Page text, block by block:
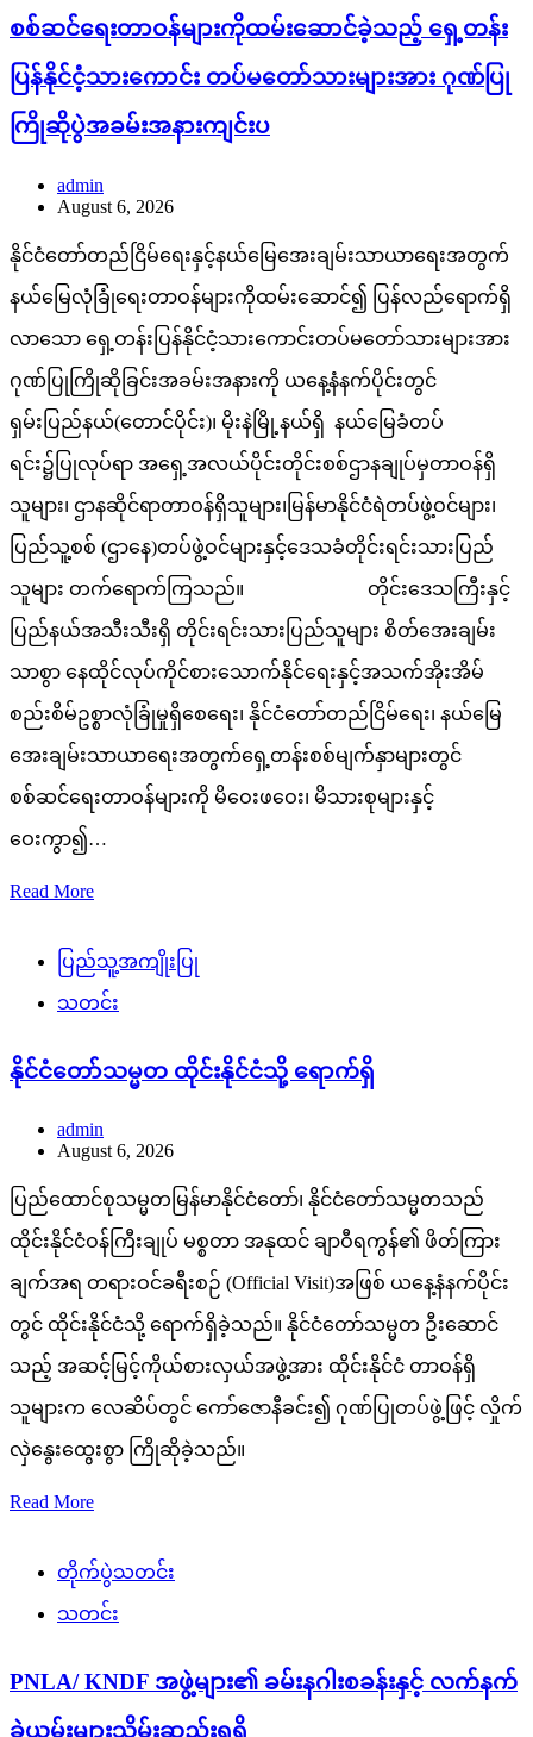
စစ်ဆင်ရေးတာဝန်များကိုထမ်းဆောင်ခဲ့သည့် ရှေ့တန်း
ပြန်နိုင်ငံ့သားကောင်း တပ်မတော်သားများအား ဂုဏ်ပြု
ကြိုဆိုပွဲအခမ်းအနားကျင်းပ
admin
August 6, 2026
နိုင်ငံတော်တည်ငြိမ်ရေးနှင့်နယ်မြေအေးချမ်းသာယာရေးအတွက်
နယ်မြေလုံခြုံရေးတာဝန်များကိုထမ်းဆောင်၍ ပြန်လည်ရောက်ရှိ
လာသော ရှေ့တန်းပြန်နိုင်ငံ့သားကောင်းတပ်မတော်သားများအား
ဂုဏ်ပြုကြိုဆိုခြင်းအခမ်းအနားကို ယနေ့နံနက်ပိုင်းတွင်
ရှမ်းပြည်နယ်(တောင်ပိုင်း)၊ မိုးနဲမြို့နယ်ရှိ နယ်မြေခံတပ်
ရင်း၌ပြုလုပ်ရာ အရှေ့အလယ်ပိုင်းတိုင်းစစ်ဌာနချုပ်မှတာဝန်ရှိ
သူများ၊ ဌာနဆိုင်ရာတာဝန်ရှိသူများ၊မြန်မာနိုင်ငံရဲတပ်ဖွဲ့ဝင်များ၊
ပြည်သူ့စစ် (ဌာနေ)တပ်ဖွဲ့ဝင်များနှင့်ဒေသခံတိုင်းရင်းသားပြည်
သူများ တက်ရောက်ကြသည်။ တိုင်းဒေသကြီးနှင့်
ပြည်နယ်အသီးသီးရှိ တိုင်းရင်းသားပြည်သူများ စိတ်အေးချမ်း
သာစွာ နေထိုင်လုပ်ကိုင်စားသောက်နိုင်ရေးနှင့်အသက်အိုးအိမ်
စည်းစိမ်ဥစ္စာလုံခြုံမှုရှိစေရေး၊ နိုင်ငံတော်တည်ငြိမ်ရေး၊ နယ်မြေ
အေးချမ်းသာယာရေးအတွက်ရှေ့တန်းစစ်မျက်နှာများတွင်
စစ်ဆင်ရေးတာဝန်များကို မိဝေးဖဝေး၊ မိသားစုများနှင့်
ဝေးကွာ၍…
Read More
ပြည်သူ့အကျိုးပြု
သတင်း
နိုင်ငံတော်သမ္မတ ထိုင်းနိုင်ငံသို့ ရောက်ရှိ
admin
August 6, 2026
ပြည်ထောင်စုသမ္မတမြန်မာနိုင်ငံတော်၊ နိုင်ငံတော်သမ္မတသည်
ထိုင်းနိုင်ငံဝန်ကြီးချုပ် မစ္စတာ အနုထင် ချာဝီရကွန်၏ ဖိတ်ကြား
ချက်အရ တရားဝင်ခရီးစဉ် (Official Visit)အဖြစ် ယနေ့နံနက်ပိုင်း
တွင် ထိုင်းနိုင်ငံသို့ ရောက်ရှိခဲ့သည်။ နိုင်ငံတော်သမ္မတ ဦးဆောင်
သည့် အဆင့်မြင့်ကိုယ်စားလှယ်အဖွဲ့အား ထိုင်းနိုင်ငံ တာဝန်ရှိ
သူများက လေဆိပ်တွင် ကော်ဇောနီခင်း၍ ဂုဏ်ပြုတပ်ဖွဲ့ဖြင့် လှိုက်
လှဲနွေးထွေးစွာ ကြိုဆိုခဲ့သည်။
Read More
တိုက်ပွဲသတင်း
သတင်း
PNLA/ KNDF အဖွဲ့များ၏ ခမ်းနဂါးစခန်းနှင့် လက်နက်
ခဲယမ်းများသိမ်းဆည်းရရှိ